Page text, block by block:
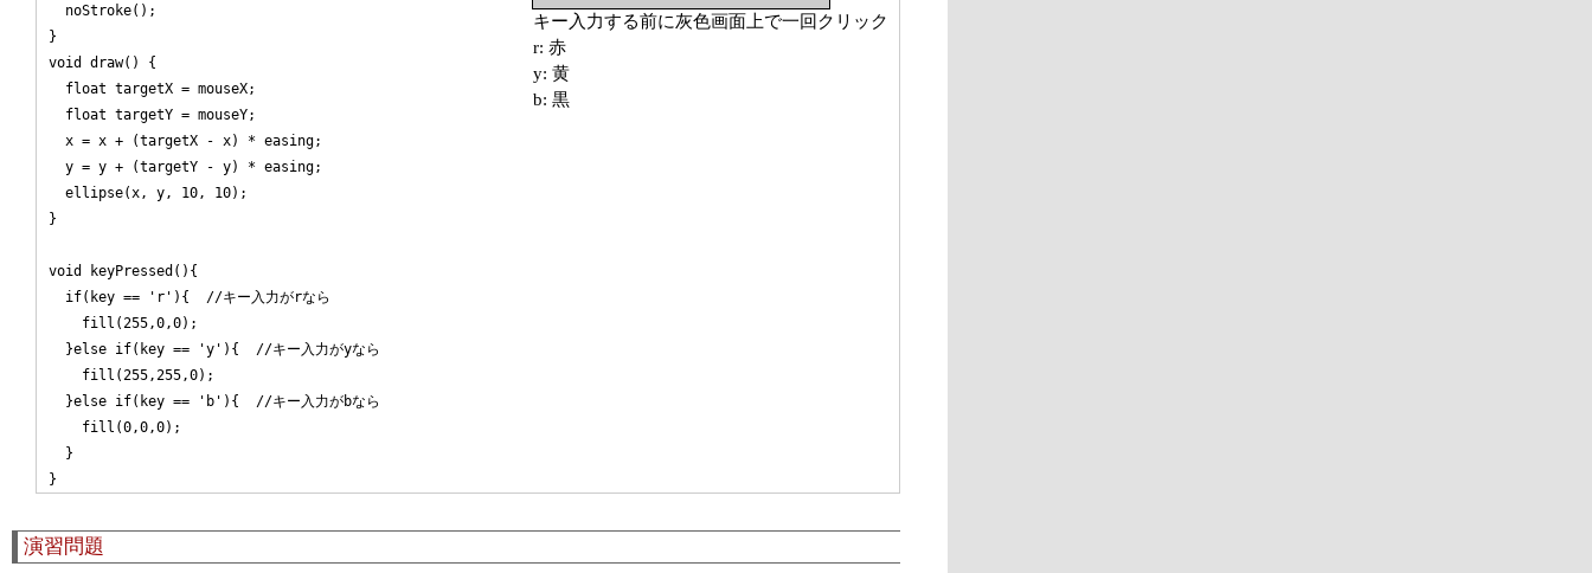
キー入力する前に灰色画面上で一回クリック
r: 赤
y: 黄
b: 黒
  noStroke();
}
void draw() {
  float targetX = mouseX;
  float targetY = mouseY;
  x = x + (targetX - x) * easing;
  y = y + (targetY - y) * easing;
  ellipse(x, y, 10, 10);
}
void keyPressed(){
  if(key == 'r'){  //キー入力がrなら
    fill(255,0,0);
  }else if(key == 'y'){  //キー入力がyなら
    fill(255,255,0);
  }else if(key == 'b'){  //キー入力がbなら
    fill(0,0,0);
  }
演習問題